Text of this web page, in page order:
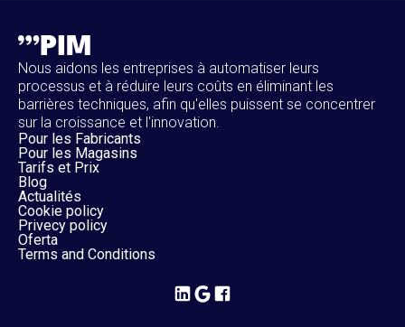
Nous aidons les entreprises à automatiser leurs
processus et à réduire leurs coûts en éliminant les
barrières techniques, afin qu'elles puissent se concentrer
sur la croissance et l'innovation.
Pour les Fabricants
Pour les Magasins
Tarifs et Prix
Blog
Actualités
Cookie policy
Privecy policy
Oferta
Terms and Conditions